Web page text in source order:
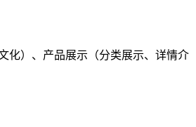
化）、产品展示（分类展示、详情介